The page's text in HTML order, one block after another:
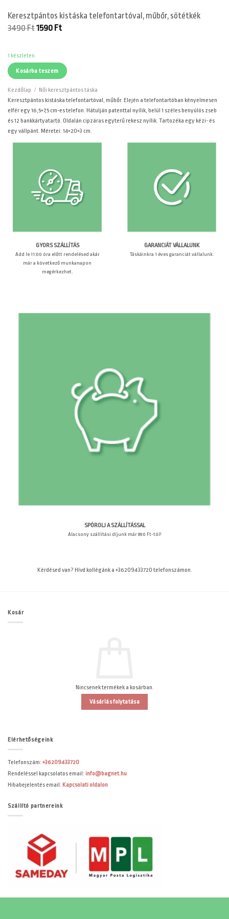
Keresztpántos kistáska telefontartóval, műbőr, sötétkék
3490FtOriginal
1590 FtCurrent
1 készleten
Kosárba teszem
Kezdőlap / Női keresztpántos táska
Keresztpántos kistáska telefontartóval, műbőr. Elején a telefontartóban kényelmesen
elfér egy 16,5×7,5 cm-es telefon. Hátulján patenttal nyílik, belül 1 széles benyúlós zseb
és 12 bankkártyatartó. Oldalán cipzáras egyterű rekesz nyílik. Tartozéka egy kézi- és
egy vállpánt. Méretei: 14×20×3 cm.
GYORS SZÁLLÍTÁS
Add le 11:00 óra előtt rendelésed akár
már a következő munkanapon
megérkezhet.
GARANCIÁT VÁLLALUNK
Táskáinkra 1 éves garanciát vállalunk.
SPÓROLJ A SZÁLLÍTÁSSAL
Alacsony szállítási díjunk már 890 Ft-tól!
Kérdésed van? Hívd kollégánk a +36209433720 telefonszámon.
Kosár
Nincsenek termékek a kosárban.
Vásárlás folytatása
Elérhetőségeink
Telefonszám: +36209433720
Rendeléssel kapcsolatos email: info@bagnet.hu
Hibabejelentés email: Kapcsolati oldalon
Szállító partnereink